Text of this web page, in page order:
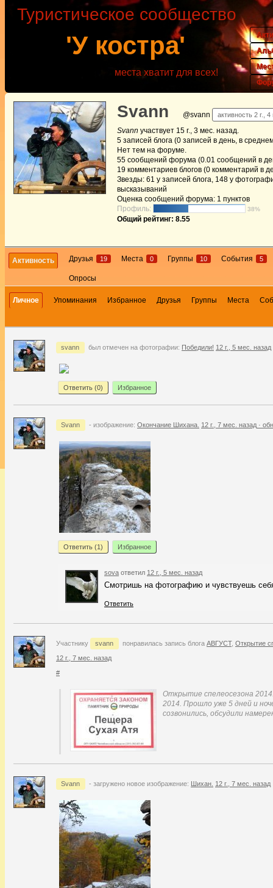
'У костра'
Туристическое сообщество
места хватит для всех!
Svann @svann активность 2 г.,
Svann участвует 15 г., 3 мес. назад.
5 записей блога (0 записей в день, в
Нет тем на форуме.
55 сообщений форума (0.01 сообщений в
19 комментариев блогов (0 комментарий в
Звезды: 61 у записей блога, 148 у
высказываний
Оценка сообщений форума: 1 пунктов
Профиль:
38%
Общий рейтинг: 8.55
Активность Друзья 19 Места 0 Группы 10 События 5
Опросы
Личное Упоминания Избранное Друзья Группы Места
svann был отмечен на фотографии: Победили! 12 г., 5 мес. назад
Ответить (0) Избранное
Svann - изображение: Окончание Шихана. 12 г., 7 мес. назад ·
Ответить (1) Избранное
sova ответил 12 г., 5 мес. назад
Смотришь на фотографию и чувствуешь
Ответить
Участнику svann понравилась запись блога АВГУСТ, Открытие
12 г., 7 мес. назад
#
Открытие спелеосезона
2014. Прошло уже 5 дней и
созвонились, обсудили
Svann - загружено новое изображение: Шихан. 12 г., 7 мес. назад